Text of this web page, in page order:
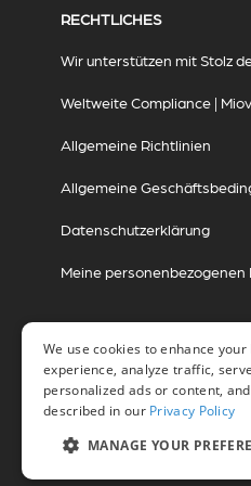
RECHTLICHES
Wir unterstützen mit Stolz
Weltweite Compliance |
Allgemeine Richtlinien
Allgemeine
Datenschutzerklärung
Meine
© 2026 Miovision Technologies
Marketing in Zusammenarbeit
We use cookies to enhance
experience, analyze traffic, serve
personalized ads or content,
described in our Privacy Policy
MANAGE YOUR